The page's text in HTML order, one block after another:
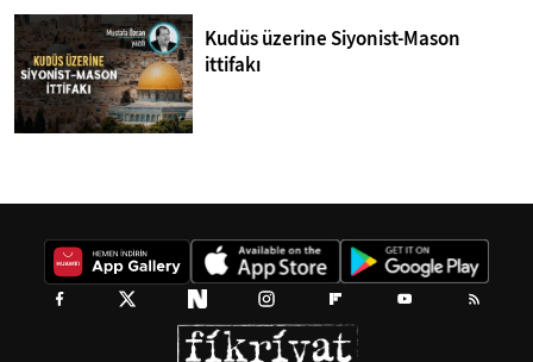
Kudüs üzerine Siyonist-Mason
ittifakı